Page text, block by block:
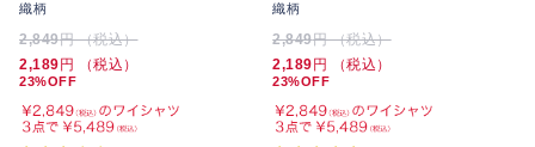
織柄
2,849円 （税込）
2,189円 （税込）
23%OFF
織柄
2,849円 （税込）
2,189円 （税込）
23%OFF